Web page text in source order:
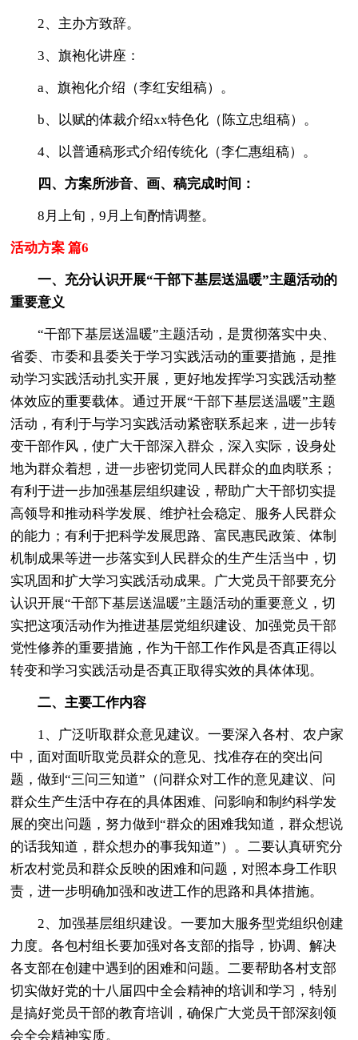
2、主办方致辞。
3、旗袍化讲座：
a、旗袍化介绍（李红安组稿）。
b、以赋的体裁介绍xx特色化（陈立忠组稿）。
4、以普通稿形式介绍传统化（李仁惠组稿）。
四、方案所涉音、画、稿完成时间：
8月上旬，9月上旬酌情调整。
活动方案 篇6
一、充分认识开展“干部下基层送温暖”主题活动的
重要意义
“干部下基层送温暖”主题活动，是贯彻落实中央、
省委、市委和县委关于学习实践活动的重要措施，是推
动学习实践活动扎实开展，更好地发挥学习实践活动整
体效应的重要载体。通过开展“干部下基层送温暖”主题
活动，有利于与学习实践活动紧密联系起来，进一步转
变干部作风，使广大干部深入群众，深入实际，设身处
地为群众着想，进一步密切党同人民群众的血肉联系；
有利于进一步加强基层组织建设，帮助广大干部切实提
高领导和推动科学发展、维护社会稳定、服务人民群众
的能力；有利于把科学发展思路、富民惠民政策、体制
机制成果等进一步落实到人民群众的生产生活当中，切
实巩固和扩大学习实践活动成果。广大党员干部要充分
认识开展“干部下基层送温暖”主题活动的重要意义，切
实把这项活动作为推进基层党组织建设、加强党员干部
党性修养的重要措施，作为干部工作作风是否真正得以
转变和学习实践活动是否真正取得实效的具体体现。
二、主要工作内容
1、广泛听取群众意见建议。一要深入各村、农户家
中，面对面听取党员群众的意见、找准存在的突出问
题，做到“三问三知道”（问群众对工作的意见建议、问
群众生产生活中存在的具体困难、问影响和制约科学发
展的突出问题，努力做到“群众的困难我知道，群众想说
的话我知道，群众想办的事我知道”）。二要认真研究分
析农村党员和群众反映的困难和问题，对照本身工作职
责，进一步明确加强和改进工作的思路和具体措施。
2、加强基层组织建设。一要加大服务型党组织创建
力度。各包村组长要加强对各支部的指导，协调、解决
各支部在创建中遇到的困难和问题。二要帮助各村支部
切实做好党的十八届四中全会精神的培训和学习，特别
是搞好党员干部的教育培训，确保广大党员干部深刻领
会全会精神实质。